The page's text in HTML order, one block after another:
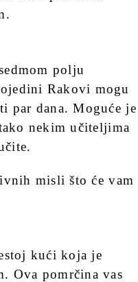
polju
Rakovi mogu
par dana. Moguće je
nekim učiteljima
misli što će vam
kući koja je
Ova pomrčina vas